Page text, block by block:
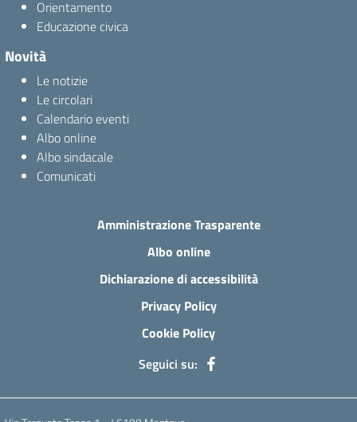
Orientamento
Educazione civica
Novità
Le notizie
Le circolari
Calendario eventi
Albo online
Albo sindacale
Comunicati
Amministrazione Trasparente
Albo online
Dichiarazione di accessibilità
Privacy Policy
Cookie Policy
Seguici su: